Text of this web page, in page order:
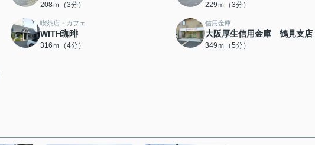
208ｍ（3分） 229ｍ（3分）
喫茶店・カフェ
WITH珈琲
316ｍ（4分）
信用金庫
大阪厚生信用金庫 鶴見支店
349ｍ（5分）